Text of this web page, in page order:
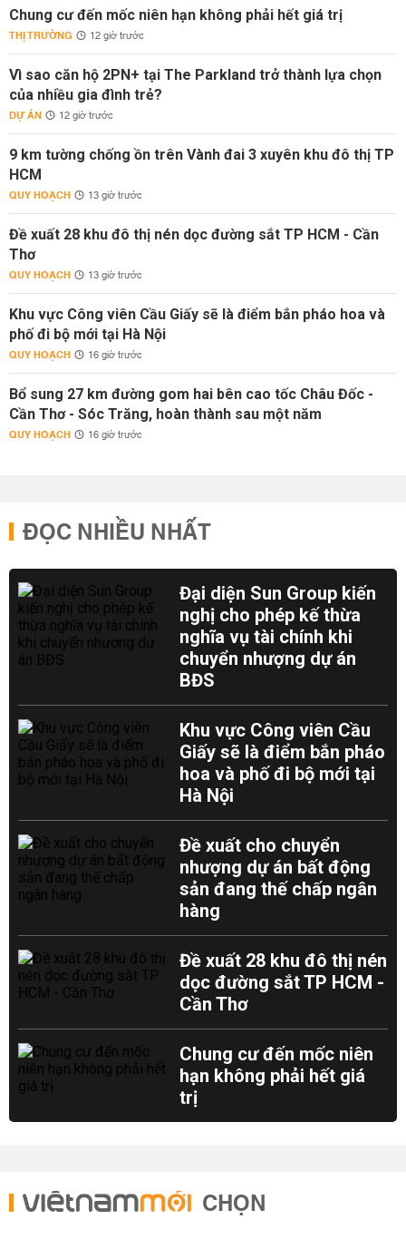
Chung cư đến mốc niên hạn không phải hết giá trị
THỊ TRƯỜNG 12 giờ trước
Vì sao căn hộ 2PN+ tại The Parkland trở thành lựa chọn
của nhiều gia đình trẻ?
DỰ ÁN 12 giờ trước
9 km tường chống ồn trên Vành đai 3 xuyên khu đô thị TP
HCM
QUY HOẠCH 13 giờ trước
Đề xuất 28 khu đô thị nén dọc đường sắt TP HCM - Cần
Thơ
QUY HOẠCH 13 giờ trước
Khu vực Công viên Cầu Giấy sẽ là điểm bắn pháo hoa và
phố đi bộ mới tại Hà Nội
QUY HOẠCH 16 giờ trước
Bổ sung 27 km đường gom hai bên cao tốc Châu Đốc -
Cần Thơ - Sóc Trăng, hoàn thành sau một năm
QUY HOẠCH 16 giờ trước
ĐỌC NHIỀU NHẤT
Đại diện Sun Group kiến
nghị cho phép kế thừa
nghĩa vụ tài chính khi
chuyển nhượng dự án
BĐS
Khu vực Công viên Cầu
Giấy sẽ là điểm bắn pháo
hoa và phố đi bộ mới tại
Hà Nội
Đề xuất cho chuyển
nhượng dự án bất động
sản đang thế chấp ngân
hàng
Đề xuất 28 khu đô thị nén
dọc đường sắt TP HCM -
Cần Thơ
Chung cư đến mốc niên
hạn không phải hết giá
trị
CHỌN